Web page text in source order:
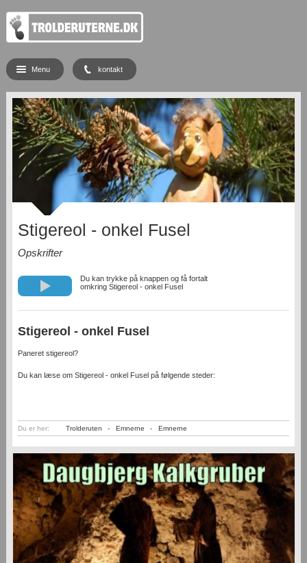
Stigereol - onkel Fusel
Opskrifter
Du kan trykke på knappen og få fortalt
omkring Stigereol - onkel Fusel
Stigereol - onkel Fusel
Paneret stigereol?
Du kan læse om Stigereol - onkel Fusel på følgende steder:
Du er her: Trolderuten - Emnerne - Emnerne
Menu kontakt